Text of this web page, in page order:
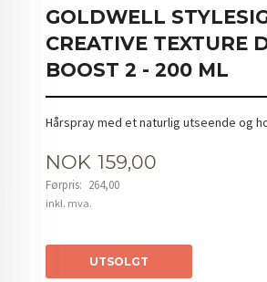
GOLDWELL
CREATIVE TEXTURE
BOOST 2 - 200 ML
Hårspray med et naturlig utseende og
Tilbud
NOK 159,00
Førpris: 264,00
Rabatt
inkl. mva.
UTSOLGT